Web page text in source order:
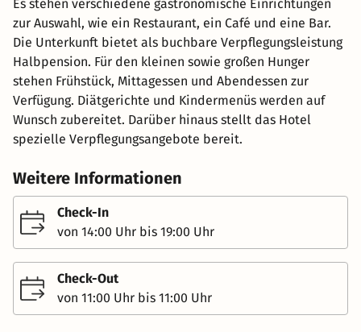
Es stehen verschiedene gastronomische Einrichtungen
zur Auswahl, wie ein Restaurant, ein Café und eine Bar.
Die Unterkunft bietet als buchbare Verpflegungsleistung
Halbpension. Für den kleinen sowie großen Hunger
stehen Frühstück, Mittagessen und Abendessen zur
Verfügung. Diätgerichte und Kindermenüs werden auf
Wunsch zubereitet. Darüber hinaus stellt das Hotel
spezielle Verpflegungsangebote bereit.
Weitere Informationen
Check-In
von 14:00 Uhr bis 19:00 Uhr
Check-Out
von 11:00 Uhr bis 11:00 Uhr